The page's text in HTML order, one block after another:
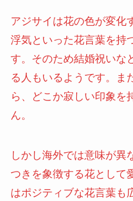
アジサイは花の色が変化
浮気といった花言葉を持
す。そのため結婚祝いな
る人もいるようです。ま
ら、どこか寂しい印象を
ん。
しかし海外では意味が異
つきを象徴する花として
はポジティブな花言葉も